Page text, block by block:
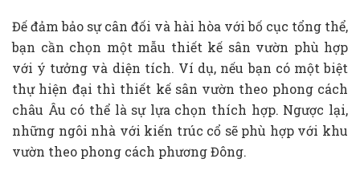
Đế đảm bảo sự cân đối và hài hòa với bố cục tổng thể,
bạn cần chọn một mẫu thiết kế sân vườn phù hợp
với ý tưởng và diện tích. Ví dụ, nếu bạn có một biệt
thự hiện đại thì thiết kế sân vườn theo phong cách
châu Âu có thể là sự lựa chọn thích hợp. Ngược lại,
những ngôi nhà với kiến trúc cổ sẽ phù hợp với khu
vườn theo phong cách phương Đông.